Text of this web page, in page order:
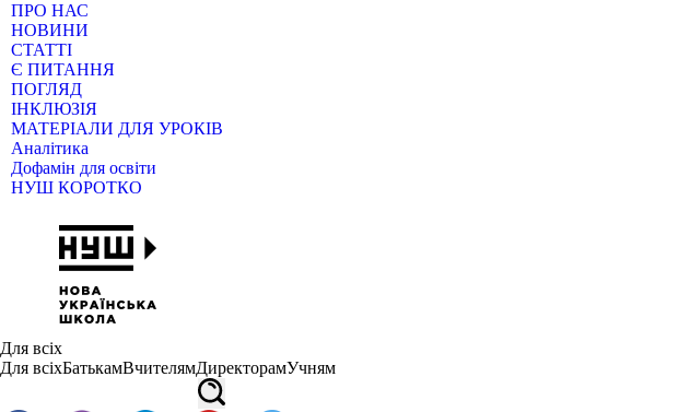
ПРО НАС
НОВИНИ
СТАТТІ
Є ПИТАННЯ
ПОГЛЯД
ІНКЛЮЗІЯ
МАТЕРІАЛИ ДЛЯ УРОКІВ
Аналітика
Дофамін для освіти
НУШ КОРОТКО
Для всіх
Для всіхБатькамВчителямДиректорамУчням